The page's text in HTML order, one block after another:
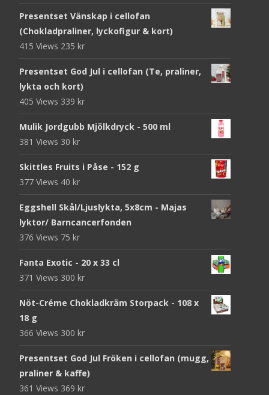
Presentset Vänskap i cellofan
(Chokladpraliner, lyckofigur & kort)
415 Views 235 kr
Presentset God Jul i cellofan (Te, praliner,
lykta och kort)
405 Views 339 kr
Mulik Jordgubb Mjölkdryck - 500 ml
381 Views 30 kr
Skittles Fruits i Påse - 152 g
377 Views 40 kr
Eggshell Skål/Ljuslykta, 5x8cm - Majas
lyktor/ Barncancerfonden
376 Views 75 kr
Fanta Exotic - 20 x 33 cl
371 Views 300 kr
Nöt-Créme Chokladkräm Storpack - 108 x
18 g
366 Views 300 kr
Presentset God Jul Fröken i cellofan (mugg,
praliner & kaffe)
361 Views 369 kr